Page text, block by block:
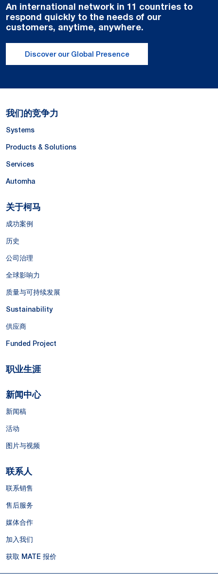
An international network in 11 countries to
respond quickly to the needs of our
customers, anytime, anywhere.
Discover our Global Presence
我们的竞争力
Systems
Products & Solutions
Services
Automha
关于柯马
成功案例
历史
公司治理
全球影响力
质量与可持续发展
Sustainability
供应商
Funded Project
职业生涯
新闻中心
新闻稿
活动
图片与视频
联系人
联系销售
售后服务
媒体合作
加入我们
获取 MATE 报价